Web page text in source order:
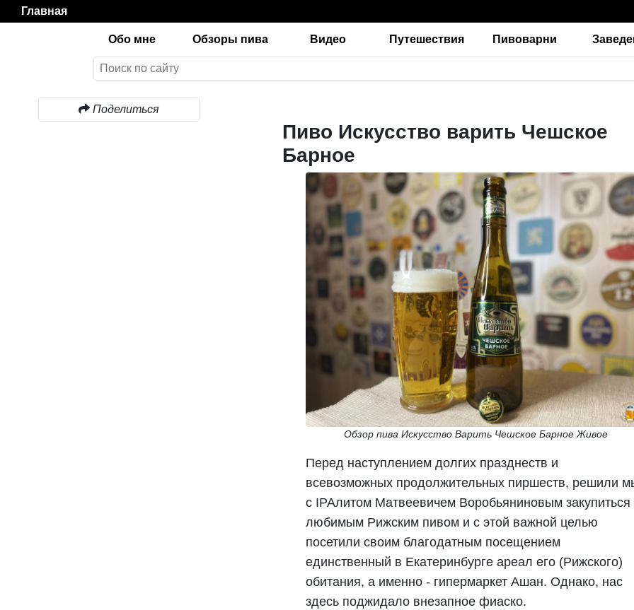
Главная
Обо мне Обзоры пива Видео Путешествия Пивоварни
Поделиться
Пиво Искусство варить Чешское
Барное
Обзор пива Искусство Варить Чешское Барное Живое
Перед наступлением долгих празднеств и
всевозможных продолжительных пиршеств, решили
с IPAлитом Матвеевичем Воробьяниновым закупиться
любимым Рижским пивом и с этой важной целью
посетили своим благодатным посещением
единственный в Екатеринбурге ареал его (Рижского)
обитания, а именно - гипермаркет Ашан. Однако, нас
здесь поджидало внезапное фиаско.